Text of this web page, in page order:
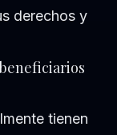
derechos y
tienen